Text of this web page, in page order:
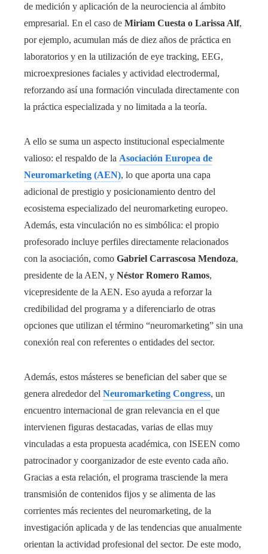
de medición y aplicación de la neurociencia al ámbito
empresarial. En el caso de Miriam Cuesta o Larissa Alf,
por ejemplo, acumulan más de diez años de práctica en
laboratorios y en la utilización de eye tracking, EEG,
microexpresiones faciales y actividad electrodermal,
reforzando así una formación vinculada directamente con
la práctica especializada y no limitada a la teoría.
A ello se suma un aspecto institucional especialmente
valioso: el respaldo de la Asociación Europea de
Neuromarketing (AEN), lo que aporta una capa
adicional de prestigio y posicionamiento dentro del
ecosistema especializado del neuromarketing europeo.
Además, esta vinculación no es simbólica: el propio
profesorado incluye perfiles directamente relacionados
con la asociación, como Gabriel Carrascosa Mendoza,
presidente de la AEN, y Néstor Romero Ramos,
vicepresidente de la AEN. Eso ayuda a reforzar la
credibilidad del programa y a diferenciarlo de otras
opciones que utilizan el término “neuromarketing” sin una
conexión real con referentes o entidades del sector.
Además, estos másteres se benefician del saber que se
genera alrededor del Neuromarketing Congress, un
encuentro internacional de gran relevancia en el que
intervienen figuras destacadas, varias de ellas muy
vinculadas a esta propuesta académica, con ISEEN como
patrocinador y coorganizador de este evento cada año.
Gracias a esta relación, el programa trasciende la mera
transmisión de contenidos fijos y se alimenta de las
corrientes más recientes del neuromarketing, de la
investigación aplicada y de las tendencias que anualmente
orientan la actividad profesional del sector. De este modo,